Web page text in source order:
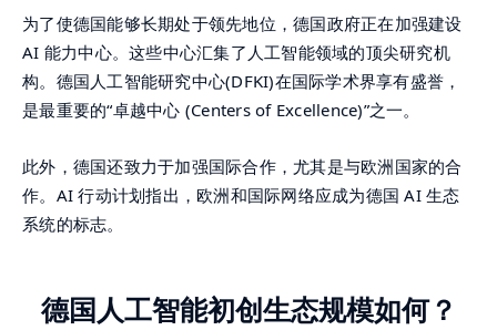
为了使德国能够长期处于领先地位，德国政府正在加强建设
AI 能力中心。这些中心汇集了人工智能领域的顶尖研究机
构。德国人工智能研究中心(DFKI)在国际学术界享有盛誉，
是最重要的“卓越中心 (Centers of Excellence)”之一。
此外，德国还致力于加强国际合作，尤其是与欧洲国家的合
作。AI 行动计划指出，欧洲和国际网络应成为德国 AI 生态
系统的标志。
德国人工智能初创生态规模如何？